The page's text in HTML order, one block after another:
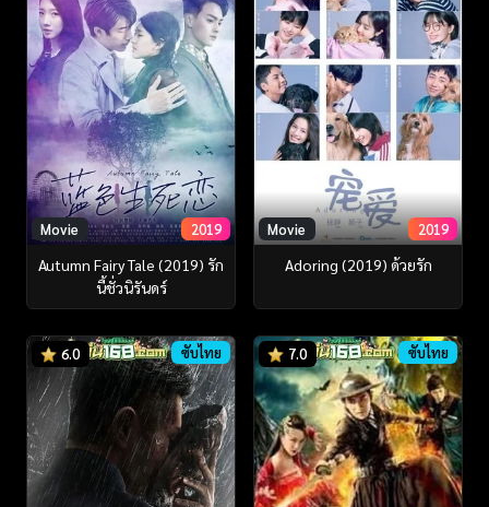
Movie 2019
Autumn Fairy Tale (2019) รัก
นี้ชั่วนิรันดร์
Movie 2019
Adoring (2019) ด้วยรัก
6.0 ซับไทย 7.0 ซับไทย